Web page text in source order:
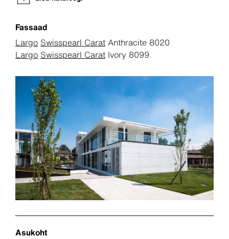
Fassaad
Largo Swisspearl Carat Anthracite 8020
Largo Swisspearl Carat Ivory 8099
Asukoht